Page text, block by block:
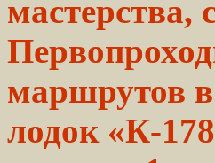
мастерства,
маршрутов
лодок «К-